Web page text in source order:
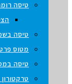
טיסה רומנטית
הצעת
טיסה בשמי הארץ
מטוס פרטי
טיסה במסוק
טרקטורון מעופף